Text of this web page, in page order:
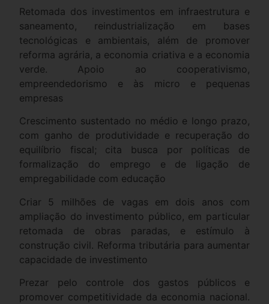
Retomada dos investimentos em infraestrutura e
saneamento, reindustrialização em bases
tecnológicas e ambientais, além de promover
reforma agrária, a economia criativa e a economia
verde. Apoio ao cooperativismo,
empreendedorismo e às micro e pequenas
empresas
Crescimento sustentado no médio e longo prazo,
com ganho de produtividade e recuperação do
equilíbrio fiscal; cita busca por políticas de
formalização do emprego e de ligação de
empregabilidade com educação
Criar 5 milhões de vagas em dois anos com
ampliação do investimento público, em particular
retomada de obras paradas, e estímulo à
construção civil. Reforma tributária para aumentar
capacidade de investimento
Prezar pelo controle dos gastos públicos e
promover competitividade da economia nacional.